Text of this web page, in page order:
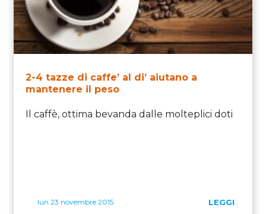
2-4 tazze di caffe’ al di’ aiutano a
mantenere il peso
Il caffè, ottima bevanda dalle molteplici doti
lun 23 novembre 2015 LEGGI